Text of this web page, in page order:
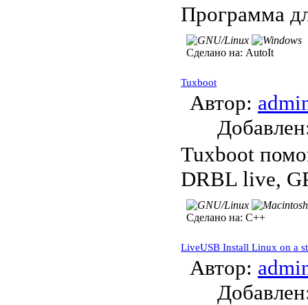
Программа
Сделано на: AutoIt
Tuxboot
Автор:
Tuxboot
DRBL live,
Сделано на: C++
LiveUSB Install Linux on a
Автор: